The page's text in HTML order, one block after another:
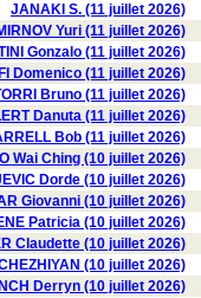
JANAKI S. (11 juillet 2026)
Yuri (11 juillet 2026)
Gonzalo (11 juillet 2026)
Domenico (11 juillet 2026)
Bruno (11 juillet 2026)
Danuta (11 juillet 2026)
Bob (11 juillet 2026)
Wai Ching (10 juillet 2026)
Dorde (10 juillet 2026)
Giovanni (10 juillet 2026)
Patricia (10 juillet 2026)
Claudette (10 juillet 2026)
(10 juillet 2026)
Derryn (10 juillet 2026)